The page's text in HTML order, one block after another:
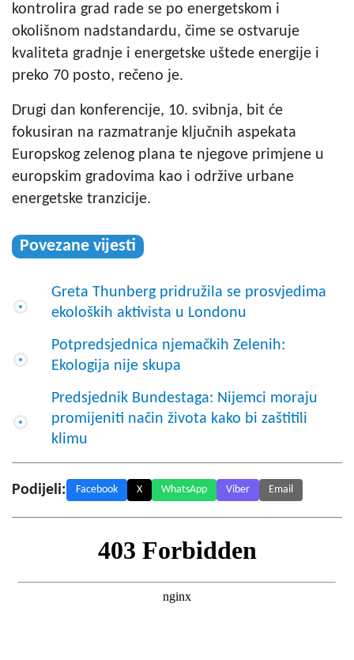
kontrolira grad rade se po energetskom i
okolišnom nadstandardu, čime se ostvaruje
kvaliteta gradnje i energetske uštede energije i
preko 70 posto, rečeno je.
Drugi dan konferencije, 10. svibnja, bit će
fokusiran na razmatranje ključnih aspekata
Europskog zelenog plana te njegove primjene u
europskim gradovima kao i održive urbane
energetske tranzicije.
Povezane vijesti
Greta Thunberg pridružila se prosvjedima
ekoloških aktivista u Londonu
Potpredsjednica njemačkih Zelenih:
Ekologija nije skupa
Predsjednik Bundestaga: Nijemci moraju
promijeniti način života kako bi zaštitili
klimu
Podijeli: Facebook X WhatsApp Viber Email